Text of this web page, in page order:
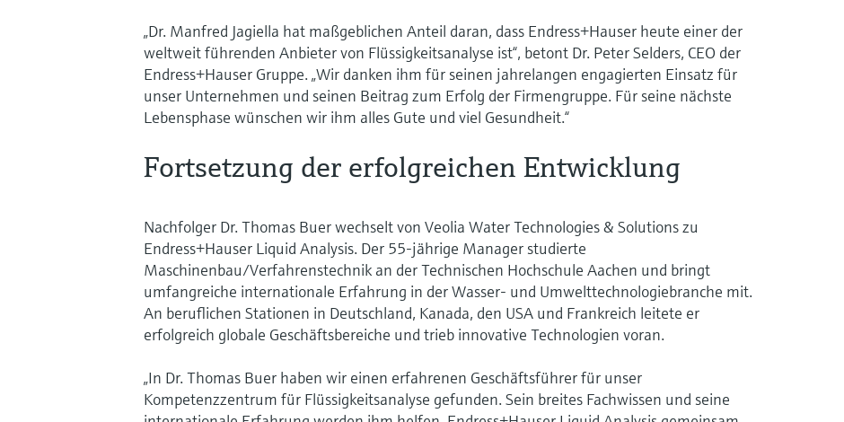
„Dr. Manfred Jagiella hat maßgeblichen Anteil daran, dass Endress+Hauser heute einer der
weltweit führenden Anbieter von Flüssigkeitsanalyse ist“, betont Dr. Peter Selders, CEO der
Endress+Hauser Gruppe. „Wir danken ihm für seinen jahrelangen engagierten Einsatz für
unser Unternehmen und seinen Beitrag zum Erfolg der Firmengruppe. Für seine nächste
Lebensphase wünschen wir ihm alles Gute und viel Gesundheit.“
Fortsetzung der erfolgreichen Entwicklung
Nachfolger Dr. Thomas Buer wechselt von Veolia Water Technologies & Solutions zu
Endress+Hauser Liquid Analysis. Der 55-jährige Manager studierte
Maschinenbau/Verfahrenstechnik an der Technischen Hochschule Aachen und bringt
umfangreiche internationale Erfahrung in der Wasser- und Umwelttechnologiebranche mit.
An beruflichen Stationen in Deutschland, Kanada, den USA und Frankreich leitete er
erfolgreich globale Geschäftsbereiche und trieb innovative Technologien voran.
„In Dr. Thomas Buer haben wir einen erfahrenen Geschäftsführer für unser
Kompetenzzentrum für Flüssigkeitsanalyse gefunden. Sein breites Fachwissen und seine